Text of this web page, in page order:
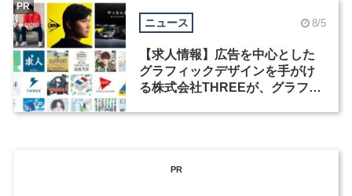
ニュース 8/5
【求人情報】広告を中心とした
グラフィックデザインを手がけ
る株式会社THREEが、グラフィ
PR
PR